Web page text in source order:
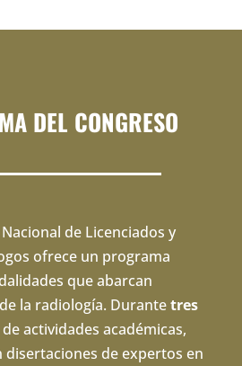
DEL CONGRESO
de Licenciados y
ofrece un programa
que abarcan
la radiología. Durantetres
actividades académicas,
disertaciones de expertos en